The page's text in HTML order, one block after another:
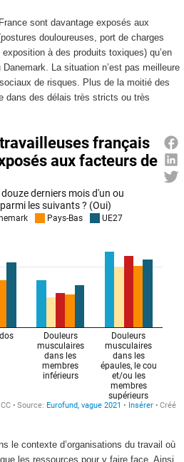
sont davantage exposés aux
douloureuses, port de charges
à des produits toxiques) qu’en
La situation n’est pas meilleure
de risques. Plus de la moitié des
dans des délais très stricts ou très
le contexte d’organisations du travail où
les ressources pour y faire face. Ainsi